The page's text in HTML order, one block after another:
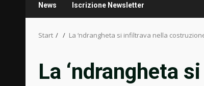
News Iscrizione Newsletter
Start La ‘ndrangheta si infiltrava nella
La ‘ndrangheta